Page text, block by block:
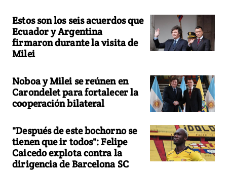
Estos son los seis acuerdos que
Ecuador y Argentina
firmaron durante la visita de
Milei
Noboa y Milei se reúnen en
Carondelet para fortalecer la
cooperación bilateral
"Después de este bochorno se
tienen que ir todos": Felipe
Caicedo explota contra la
dirigencia de Barcelona SC